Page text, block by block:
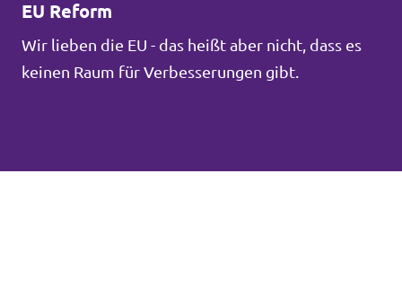
EU Reform
Wir lieben die EU - das heißt aber nicht, dass es
keinen Raum für Verbesserungen gibt.